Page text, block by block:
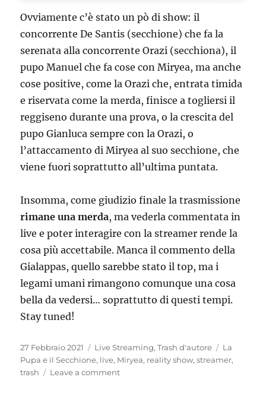
Ovviamente c’è stato un pò di show: il
concorrente De Santis (secchione) che fa la
serenata alla concorrente Orazi (secchiona), il
pupo Manuel che fa cose con Miryea, ma anche
cose positive, come la Orazi che, entrata timida
e riservata come la merda, finisce a togliersi il
reggiseno durante una prova, o la crescita del
pupo Gianluca sempre con la Orazi, o
l’attaccamento di Miryea al suo secchione, che
viene fuori soprattutto all’ultima puntata.
Insomma, come giudizio finale la trasmissione
rimane una merda, ma vederla commentata in
live e poter interagire con la streamer rende la
cosa più accettabile. Manca il commento della
Gialappas, quello sarebbe stato il top, ma i
legami umani rimangono comunque una cosa
bella da vedersi… soprattutto di questi tempi.
Stay tuned!
Posted
on
27 Febbraio 2021 Categories
Live Streaming,Trash d'autore Tags
La
Pupa e il Secchione, live, Miryea, reality show,streamer,
trash
Leave a commenton